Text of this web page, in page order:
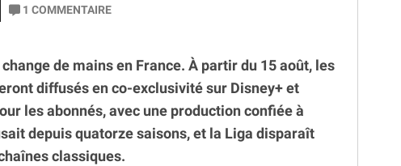
1 COMMENTAIRE
de mains en France. À partir du 15 août, les
diffusés en co-exclusivité sur Disney+ et
les abonnés, avec une production confiée à
depuis quatorze saisons, et la Liga disparaît
classiques.